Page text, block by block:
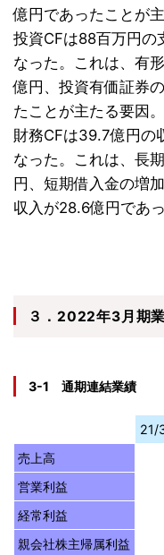
億円であったことが主
投資CFは88百万円の
なった。これは、有
億円、投資有価証券
たことが主たる要因。
財務CFは39.7億円の
なった。これは、長
円、短期借入金の増
収入が28.6億円であ
３．2022年3月期
3-1 通期連結業績
21/
売上高
営業利益
経常利益
親会社株主帰属利益